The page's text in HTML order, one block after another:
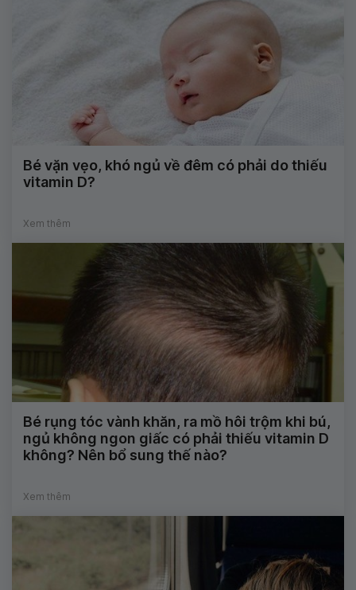
Bé vặn vẹo, khó ngủ về đêm có phải do thiếu
vitamin D?
Xem thêm
Bé rụng tóc vành khăn, ra mồ hôi trộm khi bú,
ngủ không ngon giấc có phải thiếu vitamin D
không? Nên bổ sung thế nào?
Xem thêm